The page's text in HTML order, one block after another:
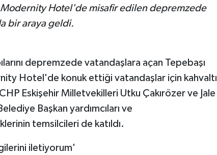
Modernity Hotel'de misafir edilen depremzede
bir araya geldi.
depremzede vatandaşlara açan Tepebaşı
Hotel'de konuk ettiği vatandaşlar için kahvaltı
Eskişehir Milletvekilleri Utku Çakırözer ve Jale
Başkan yardımcıları ve
temsilcileri de katıldı.
iletiyorum'